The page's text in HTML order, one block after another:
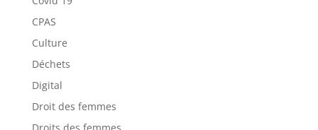
CPAS
Culture
Déchets
Digital
Droit des femmes